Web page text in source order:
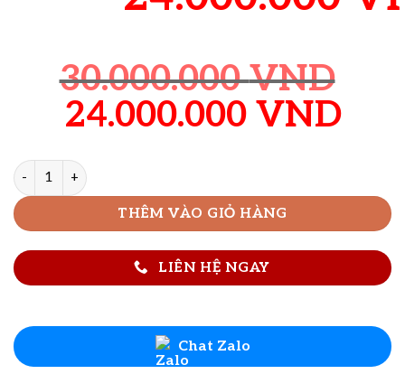
là:
30.000.000
30.000.000VND
Giá
gốc
là:
30.000.000 VND.
24.000.000 VNDGiá
tại
là:
Sập Chân Quỳ Đục Ngũ Phúc Kim Tiền số lượng
THÊM VÀO GIỎ HÀNG
LIÊN HỆ NGAY
Chat Zalo